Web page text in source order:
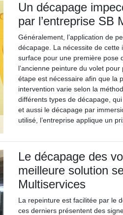
Un décapage
par l’entreprise SB
Généralement, l’application de
décapage. La nécessite de cette
surface pour une première pose
l’ancienne peinture du volet
étape est nécessaire afin que la
intervention varie selon la
différents types de décapage,
et aussi le décapage par
utilisé, l’entreprise applique un
Le décapage des
meilleure solution
Multiservices
La repeinture est facilitée par le
ces derniers présentent des